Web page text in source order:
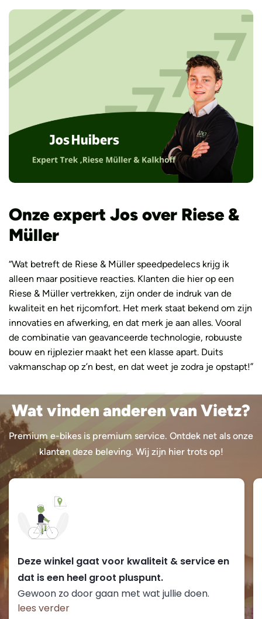
Onze expert Jos over Riese &
Müller
“Wat betreft de Riese & Müller speedpedelecs krijg ik
alleen maar positieve reacties. Klanten die hier op een
Riese & Müller vertrekken, zijn onder de indruk van de
kwaliteit en het rijcomfort. Het merk staat bekend om zijn
innovaties en afwerking, en dat merk je aan alles. Vooral
de combinatie van geavanceerde technologie, robuuste
bouw en rijplezier maakt het een klasse apart. Duits
vakmanschap op z’n best, en dat weet je zodra je opstapt!”
Wat vinden anderen van Vietz?
Premium e-bikes is premium service. Ontdek net als onze
klanten deze beleving. Wij zijn hier trots op!
Deze winkel gaat voor kwaliteit & service en
dat is een heel groot pluspunt.
Gewoon zo door gaan met wat jullie doen.
lees verder